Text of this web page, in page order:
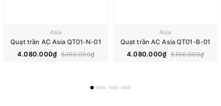
Asia
Quạt trần AC Asia QT01-N-01
4.080.000₫ 5.100.000₫
Asia
Quạt trần AC Asia QT01-B-01
4.080.000₫ 5.100.000₫